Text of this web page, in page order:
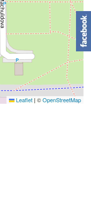
Leaflet | ©OpenStreetMap